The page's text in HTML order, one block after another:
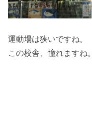
運動場は狭いですね。
この校舎、憧れますね。